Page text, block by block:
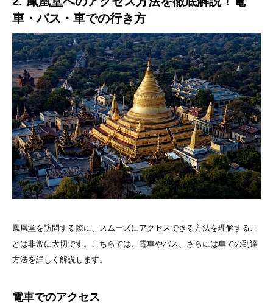
車・バス・車での行き方
鳳凰堂を訪問する際に、スムーズにアクセスできる方法を理解するこ
とは非常に大切です。こちらでは、電車やバス、さらには車での到達
方法を詳しく解説します。
電車でのアクセス